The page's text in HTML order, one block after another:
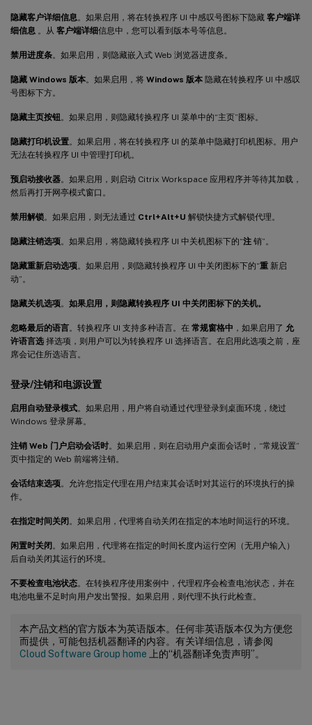
隐藏客户详细信息 。如果启用，将在转换程序 UI 中感叹号图标下隐藏 客户端详
细信息 。从 客户端详细信息中，您可以看到版本号等信息。
禁用进度条。如果启用，则隐藏嵌入式 Web 浏览器进度条。
隐藏 Windows 版本。如果启用，将 Windows 版本 隐藏在转换程序 UI 中感叹
号图标下方。
隐藏主页按钮 。如果启用，则隐藏转换程序 UI 菜单中的“主页”图标。
隐藏打印机设置。如果启用，将在转换程序 UI 的菜单中隐藏打印机图标。用户
无法在转换程序 UI 中管理打印机。
预启动接收器。如果启用，则启动 Citrix Workspace 应用程序并等待其加载，
然后再打开网亭模式窗口。
禁用解锁。如果启用，则无法通过 Ctrl+Alt+U 解锁快捷方式解锁代理。
隐藏注销选项。如果启用，将隐藏转换程序 UI 中关机图标下的“注 销”。
隐藏重新启动选项。如果启用，则隐藏转换程序 UI 中关闭图标下的“重 新启
动”。
隐藏关机选项。 如果启用，则隐藏转换程序 UI 中关闭图标下的关机。
忽略最后的语言。转换程序 UI 支持多种语言。在 常规窗格中 ，如果启用了 允
许语言选 择选项，则用户可以为转换程序 UI 选择语言。在启用此选项之前，座
席会记住所选语言。
登录/注销和电源设置
启用自动登录模式。如果启用，用户将自动通过代理登录到桌面环境，绕过
Windows 登录屏幕。
注销 Web 门户启动会话时。如果启用，则在启动用户桌面会话时，“常规设置”
页中指定的 Web 前端将注销。
会话结束选项。允许您指定代理在用户结束其会话时对其运行的环境执行的操
作。
在指定时间关闭。如果启用，代理将自动关闭在指定的本地时间运行的环境。
闲置时关闭。如果启用，代理将在指定的时间长度内运行空闲（无用户输入）
后自动关闭其运行的环境。
不要检查电池状态。在转换程序使用案例中，代理程序会检查电池状态，并在
电池电量不足时向用户发出警报。如果启用，则代理不执行此检查。
本产品文档的官方版本为英语版本。任何非英语版本仅为方便您
而提供，可能包括机器翻译的内容。有关详细信息，请参阅
Cloud Software Group home 上的“机器翻译免责声明”。